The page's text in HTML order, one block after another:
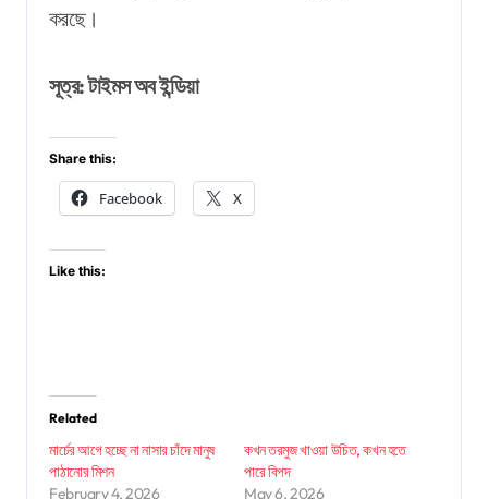
করছে।
সূত্র: টাইমস অব ইন্ডিয়া
Share this:
Facebook X
Like this:
Related
মার্চের আগে হচ্ছে না নাসার চাঁদে মানুষ
পাঠানোর মিশন
February 4, 2026
কখন তরমুজ খাওয়া উচিত, কখন হতে
পারে বিপদ
May 6, 2026